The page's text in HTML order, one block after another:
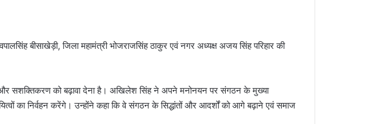
बीसाखेड़ी, जिला महामंत्री भोजराजसिंह ठाकुर एवं नगर अध्यक्ष अजय सिंह परिहार की
सशक्तिकरण को बढ़ावा देना है। अखिलेश सिंह ने अपने मनोनयन पर संगठन के मुख्या
का निर्वहन करेंगे। उन्होंने कहा कि वे संगठन के सिद्धांतों और आदर्शों को आगे बढ़ाने एवं समाज